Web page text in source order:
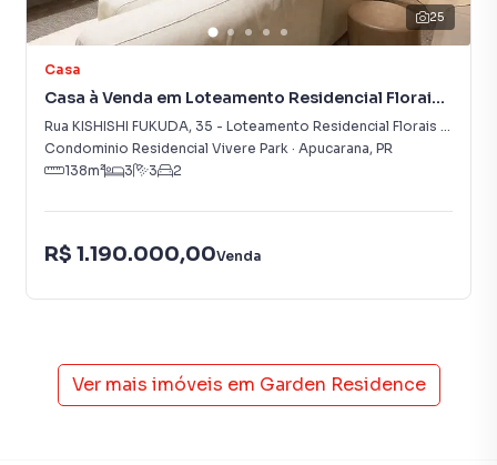
25
Casa
Casa à Venda em Loteamento Residencial Florais
Do Lago
Rua KISHISHI FUKUDA, 35 - Loteamento Residencial Florais Do Lago
Condominio Residencial Vivere Park · Apucarana, PR
138m² 3 3 2
R$ 1.190.000,00Venda
Ver mais imóveis em Garden Residence